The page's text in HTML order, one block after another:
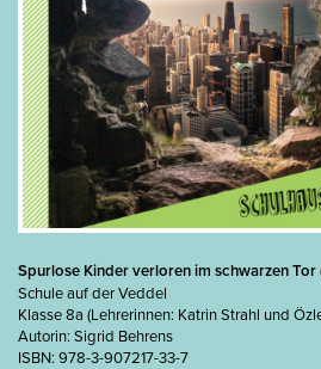
Spurlose Kinder verloren im schwarzen Tor
Schule auf der Veddel
Klasse 8a (Lehrerinnen: Katrin Strahl und
Autorin: Sigrid Behrens
ISBN: 978-3-907217-33-7